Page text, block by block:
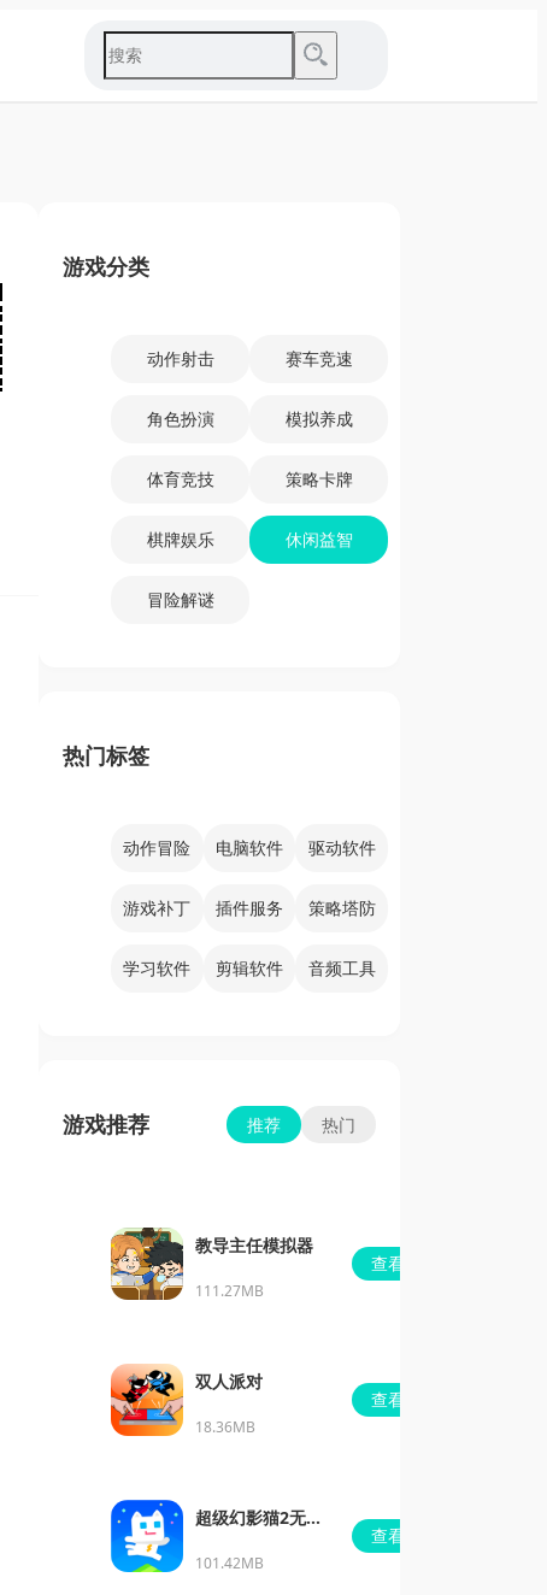
游戏分类
动作射击 赛车竞速
角色扮演 模拟养成
体育竞技 策略卡牌
棋牌娱乐 休闲益智
冒险解谜
热门标签
动作冒险 电脑软件 驱动软件
游戏补丁 插件服务 策略塔防
学习软件 剪辑软件 音频工具
游戏推荐 推荐 热门
教导主任模拟器
111.27MB
查看
双人派对
18.36MB
查看
超级幻影猫2无限
钻石
101.42MB
查看